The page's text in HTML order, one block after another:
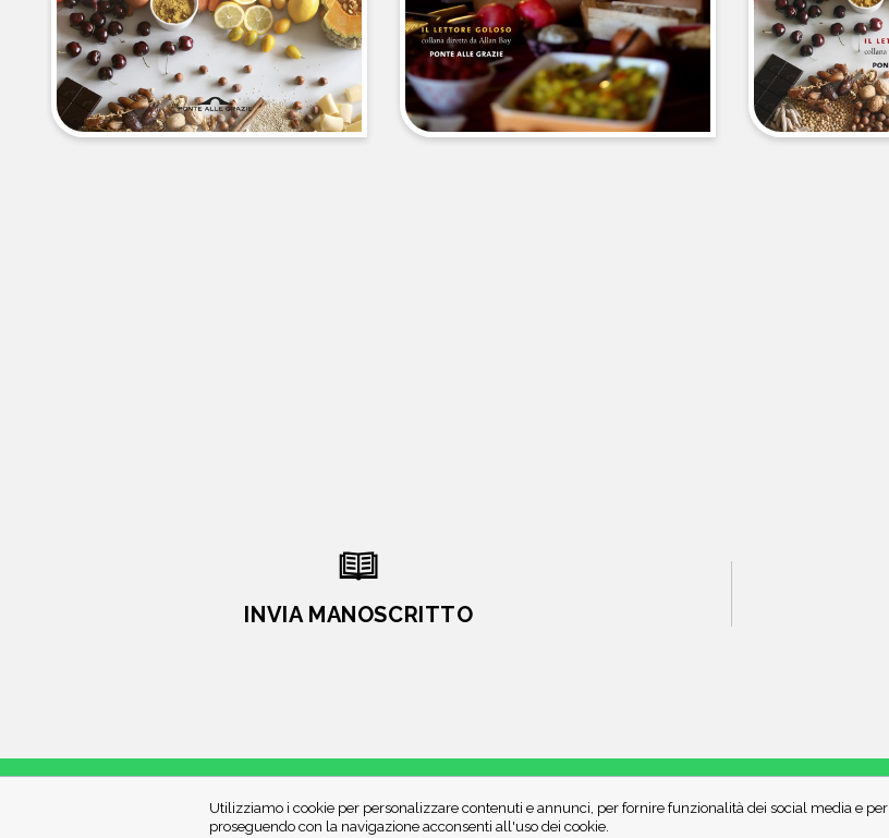
Utilizziamo i cookie per personalizzare contenuti e annunci, per fornire funzionalità dei social media e
proseguendo con la navigazione acconsenti all'uso dei cookie.
INVIA MANOSCRITTO
CHI SIAMO CONTATTI